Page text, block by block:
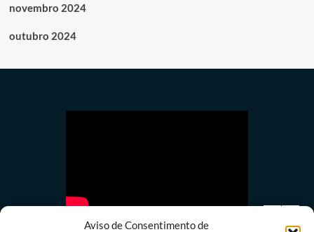
Aviso de Consentimento de
novembro 2024
outubro 2024